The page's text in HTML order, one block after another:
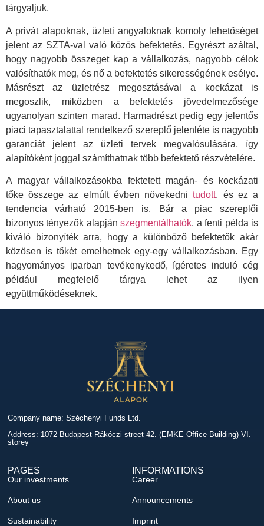
tárgyaljuk.
A privát alapoknak, üzleti angyaloknak komoly lehetőséget
jelent az SZTA-val való közös befektetés. Egyrészt azáltal,
hogy nagyobb összeget kap a vállalkozás, nagyobb célok
valósíthatók meg, és nő a befektetés sikerességének esélye.
Másrészt az üzletrész megosztásával a kockázat is
megoszlik, miközben a befektetés jövedelmezősége
ugyanolyan szinten marad. Harmadrészt pedig egy jelentős
piaci tapasztalattal rendelkező szereplő jelenléte is nagyobb
garanciát jelent az üzleti tervek megvalósulására, így
alapítóként joggal számíthatnak több befektető részvételére.
A magyar vállalkozásokba fektetett magán- és kockázati
tőke összege az elmúlt évben növekednitudott, és ez a
tendencia várható 2015-ben is. Bár a piac szereplői
bizonyos tényezők alapjánszegmentálhatók, a fenti példa is
kiváló bizonyíték arra, hogy a különböző befektetők akár
közösen is tőkét emelhetnek egy-egy vállalkozásban. Egy
hagyományos iparban tevékenykedő, ígéretes induló cég
például megfelelő tárgya lehet az ilyen
együttműködéseknek.
Company name: Széchenyi Funds Ltd.
Address: 1072 Budapest Rákóczi street 42. (EMKE Office Building) VI.
storey
PAGES
Our investments
About us
Sustainability
INFORMATIONS
Career
Announcements
Imprint